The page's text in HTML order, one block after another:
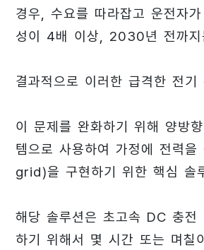
경우, 수요를 따라잡고 운전자
성이 4배 이상, 2030년 전까
결과적으로 이러한 급격한 전
이 문제를 완화하기 위해 양방
템으로 사용하여 가정에 전력
grid)을 구현하기 위한 핵심 솔
해당 솔루션은 초고속 DC 충
하기 위해서 몇 시간 또는 며칠